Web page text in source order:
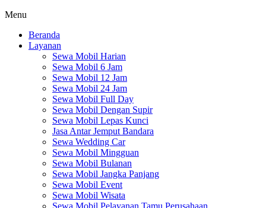
Menu
Beranda
Layanan
Sewa Mobil Harian
Sewa Mobil 6 Jam
Sewa Mobil 12 Jam
Sewa Mobil 24 Jam
Sewa Mobil Full Day
Sewa Mobil Dengan Supir
Sewa Mobil Lepas Kunci
Jasa Antar Jemput Bandara
Sewa Wedding Car
Sewa Mobil Mingguan
Sewa Mobil Bulanan
Sewa Mobil Jangka Panjang
Sewa Mobil Event
Sewa Mobil Wisata
Sewa Mobil Pelayanan Tamu Perusahaan